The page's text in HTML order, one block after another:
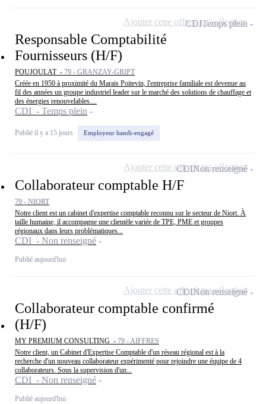
Responsable Comptabilité
Fournisseurs (H/F)
POUJOULAT - 79 - GRANZAY-GRIPT
Créée en 1950 à proximité du Marais Poitevin, l'entreprise familiale est devenue au
fil des années un groupe industriel leader sur le marché des solutions de chauffage et
des énergies renouvelables....
CDI - Temps plein
Publié il y a 15 jours Employeur handi-engagé
CDITemps plein
Ajouter cette offre à ma sélection
Collaborateur comptable H/F
79 - NIORT
Notre client est un cabinet d'expertise comptable reconnu sur le secteur de Niort. À
taille humaine, il accompagne une clientèle variée de TPE, PME et groupes
régionaux dans leurs problématiques...
CDI - Non renseigné
Publié aujourd'hui
CDINon renseigné
Ajouter cette offre à ma sélection
Collaborateur comptable confirmé
(H/F)
MY PREMIUM CONSULTING - 79 - AIFFRES
Notre client, un Cabinet d'Expertise Comptable d'un réseau régional est à la
recherche d'un nouveau collaborateur expérimenté pour rejoindre une équipe de 4
collaborateurs. Sous la supervision d'un...
CDI - Non renseigné
Publié aujourd'hui
CDINon renseigné
Ajouter cette offre à ma sélection